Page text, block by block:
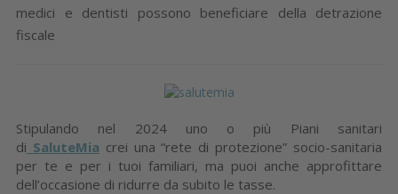
medici e dentisti possono beneficiare della detrazione
fiscale
Stipulando nel 2024 uno o più Piani sanitari
di SaluteMia crei una “rete di protezione” socio-sanitaria
per te e per i tuoi familiari, ma puoi anche approfittare
dell’occasione di ridurre da subito le tasse.